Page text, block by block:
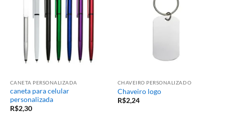
CANETA PERSONALIZADA
caneta para celular
personalizada
R$2,30
CHAVEIRO PERSONALIZADO
Chaveiro logo
R$2,24